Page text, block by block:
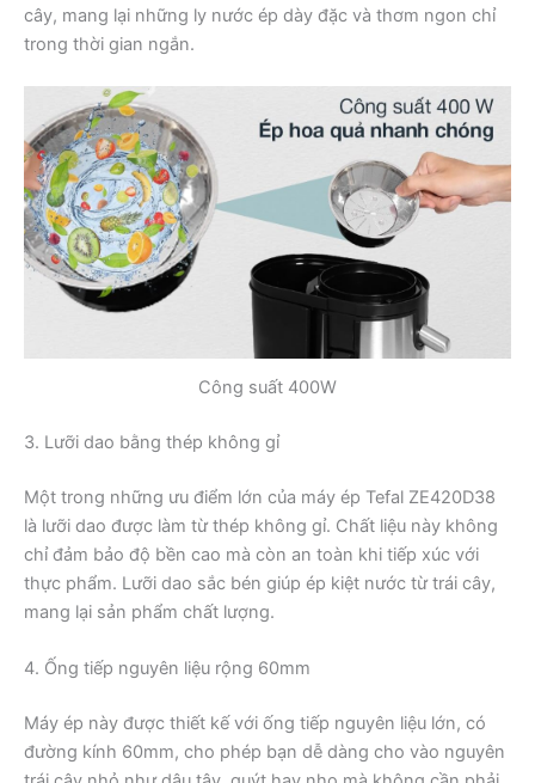
cây, mang lại những ly nước ép dày đặc và thơm ngon chỉ
trong thời gian ngắn.
Công suất 400W
3. Lưỡi dao bằng thép không gỉ
Một trong những ưu điểm lớn của máy ép Tefal ZE420D38
là lưỡi dao được làm từ thép không gỉ. Chất liệu này không
chỉ đảm bảo độ bền cao mà còn an toàn khi tiếp xúc với
thực phẩm. Lưỡi dao sắc bén giúp ép kiệt nước từ trái cây,
mang lại sản phẩm chất lượng.
4. Ống tiếp nguyên liệu rộng 60mm
Máy ép này được thiết kế với ống tiếp nguyên liệu lớn, có
đường kính 60mm, cho phép bạn dễ dàng cho vào nguyên